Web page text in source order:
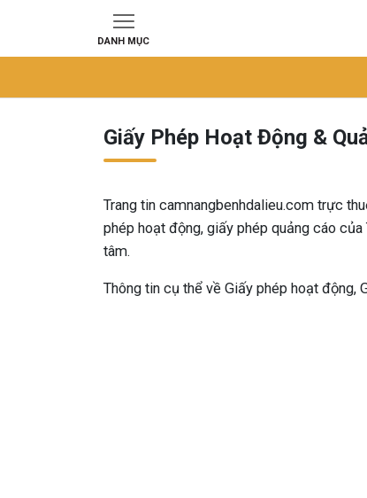
DANH MỤC
Giấy Phép Hoạt Động &
Trang tin camnangbenhdalieu.com trực
phép hoạt động, giấy phép quảng cáo
tâm.
Thông tin cụ thể về Giấy phép hoạt động,